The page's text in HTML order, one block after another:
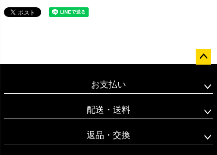
ップ
お支払い
配送・送料
返品・交換